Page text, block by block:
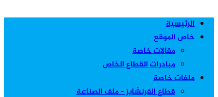
الرئيسية
خاص الموقع
مقالات خاصة
مبادرات القطاع الخاص
ملفات خاصة
قطاع الفرنشايز – ملف الصناعة